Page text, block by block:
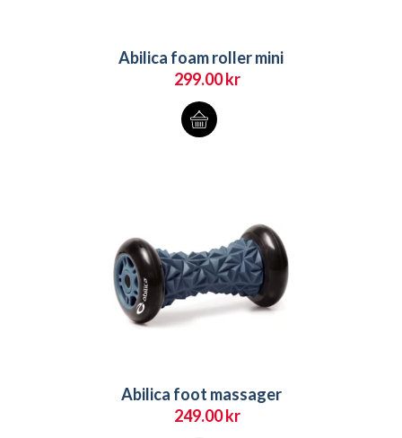
Abilica foam roller mini
299.00kr
Abilica foot massager
249.00kr